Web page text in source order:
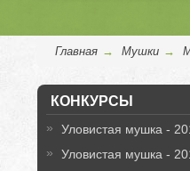
Главная → Мушки →
КОНКУРСЫ
Уловистая мушка -
Уловистая мушка -